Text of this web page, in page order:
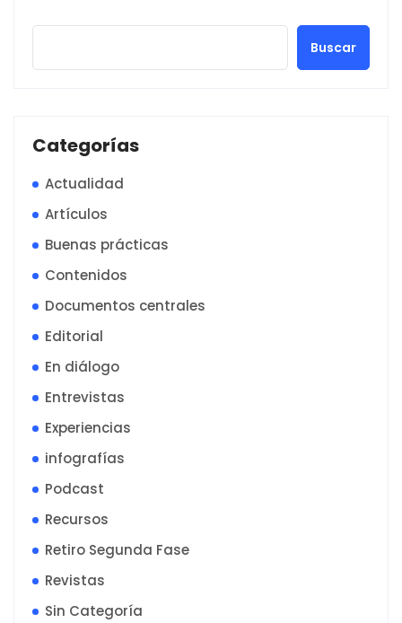
Buscar
Categorías
Actualidad
Artículos
Buenas prácticas
Contenidos
Documentos centrales
Editorial
En diálogo
Entrevistas
Experiencias
infografías
Podcast
Recursos
Retiro Segunda Fase
Revistas
Sin Categoría